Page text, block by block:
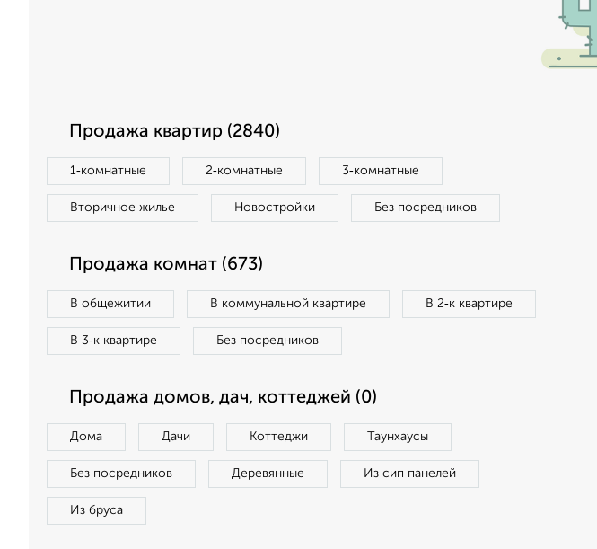
Продажа квартир (2840)
1‑комнатные 2‑комнатные 3‑комнатные
Вторичное жилье Новостройки Без посредников
Продажа комнат (673)
В общежитии В коммунальной квартире В 2‑к квартире
В 3‑к квартире Без посредников
Продажа домов, дач, коттеджей (0)
Дома Дачи Коттеджи Таунхаусы
Без посредников Деревянные Из сип панелей
Из бруса